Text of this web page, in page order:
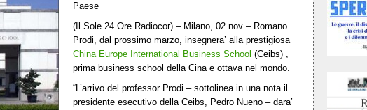
Paese
(Il Sole 24 Ore Radiocor) – Milano, 02 nov – Romano
Prodi, dal prossimo marzo, insegnera’ alla prestigiosa
China Europe International Business School (Ceibs) ,
prima business school della Cina e ottava nel mondo.
“L’arrivo del professor Prodi – sottolinea in una nota il
presidente esecutivo della Ceibs, Pedro Nueno – dara’